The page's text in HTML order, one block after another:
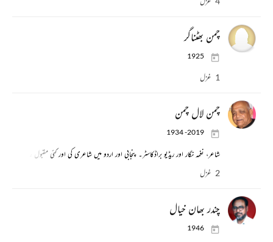
چمن بھٹناگر
1925
1 غزل
چمن لال چمن
1934 -2019
شاعر، نغمہ نگار اور ریڈیو براڈکاسٹر۔ پنجابی اور اردو میں شاعری کی اور کئی مقبول عام گیت
2 غزل
چندر بھان خیال
1946